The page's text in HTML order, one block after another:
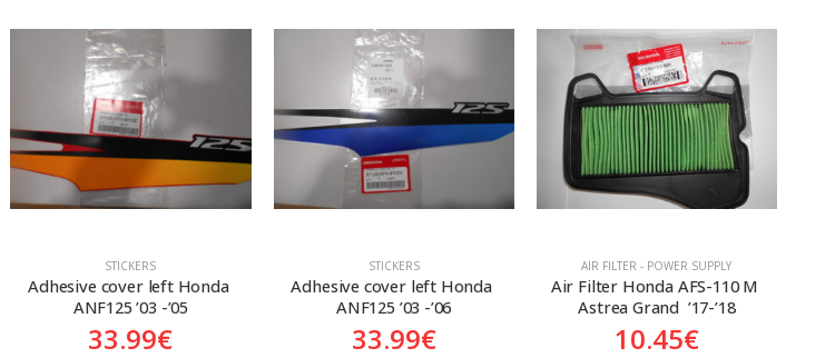
STICKERS
Adhesive cover left Honda
ANF125 ’03 -’05
33.99€
STICKERS
Adhesive cover left Honda
ANF125 ’03 -’06
33.99€
AIR FILTER - POWER SUPPLY
Air Filter Honda AFS-110 M
Astrea Grand  ’17-’18
10.45€